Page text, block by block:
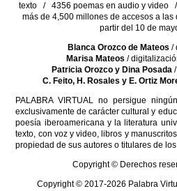
texto / 4356 poemas en audio y video
más de 4,500 millones de accesos a
partir del 10 de
Blanca Orozco de Mateos /
Marisa Mateos /
Patricia Orozco y Dina Posada/
C. Feito, H. Rosales y E. Ortiz
PALABRA VIRTUAL no persigue
exclusivamente de carácter cultural y
poesía iberoamericana y la literatura
texto, con voz y video, libros y
propiedad de sus autores o titulares de
Copyright © Derechos
Copyright © 2017-2026 Palabra